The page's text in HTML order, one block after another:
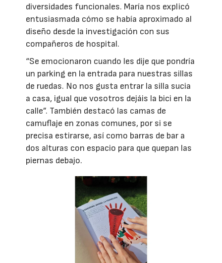
diversidades funcionales. María nos explicó
entusiasmada cómo se había aproximado al
diseño desde la investigación con sus
compañeros de hospital.
“Se emocionaron cuando les dije que pondría
un parking en la entrada para nuestras sillas
de ruedas. No nos gusta entrar la silla sucia
a casa, igual que vosotros dejáis la bici en la
calle”. También destacó las camas de
camuflaje en zonas comunes, por si se
precisa estirarse, así como barras de bar a
dos alturas con espacio para que quepan las
piernas debajo.